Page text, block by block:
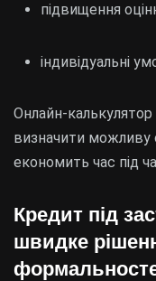
підвищення
індивідуальні
Онлайн-
визначити можливу
економить час під
Кредит під
швидке